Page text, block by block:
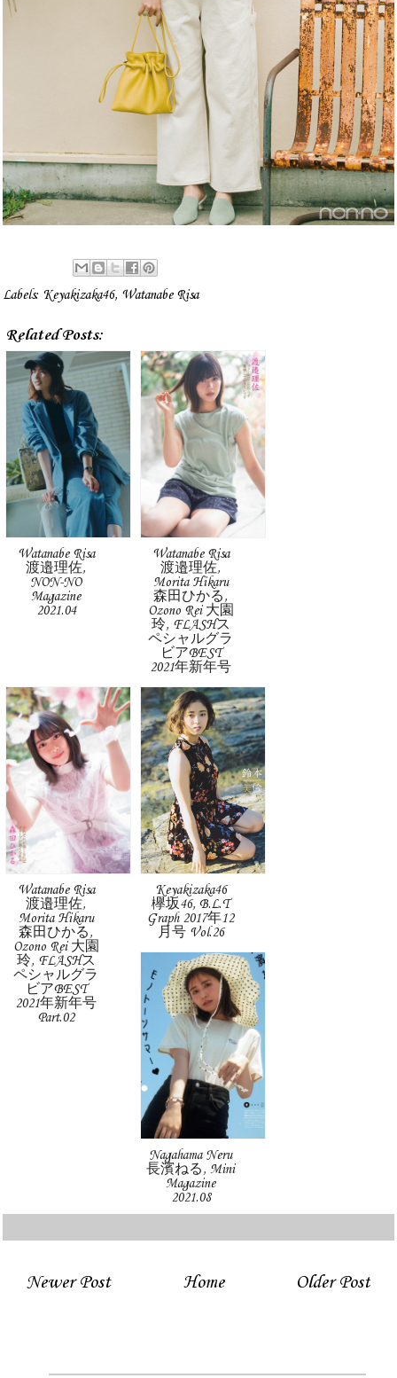
Labels: Keyakizaka46, Watanabe Risa
Related Posts:
Watanabe Risa
渡邉理佐,
NON-NO
Magazine
2021.04
Watanabe Risa
渡邉理佐,
Morita Hikaru
森田ひかる,
Ozono Rei 大園
玲, FLASHス
ペシャルグラ
ビアBEST
2021年新年号
Watanabe Risa
渡邉理佐,
Morita Hikaru
森田ひかる,
Ozono Rei 大園
玲, FLASHス
ペシャルグラ
ビアBEST
2021年新年号
Part.02
Keyakizaka46
欅坂46, B.L.T
Graph 2017年12
月号 Vol.26
Nagahama Neru
長濱ねる, Mini
Magazine
2021.08
Newer Post Older Post
Home